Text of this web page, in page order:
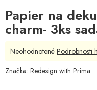
Papier na
charm- 3ks
Priemerné
produktu
Neohodnotené Podrobnosti
Značka: Redesign with Prima